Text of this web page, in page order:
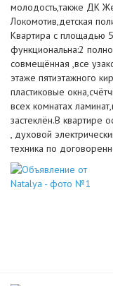
молодость,также ДК
Локомотив,детская
Квартира с площадью
функциональна:2
совмещённая ,все
этаже пятиэтажного
пластиковые
всех комнатах
застеклён.В квартире
, духовой
техника по